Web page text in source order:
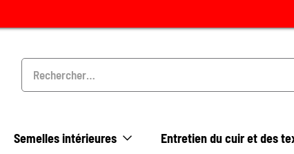
Semelles intérieures Entretien du cuir et des